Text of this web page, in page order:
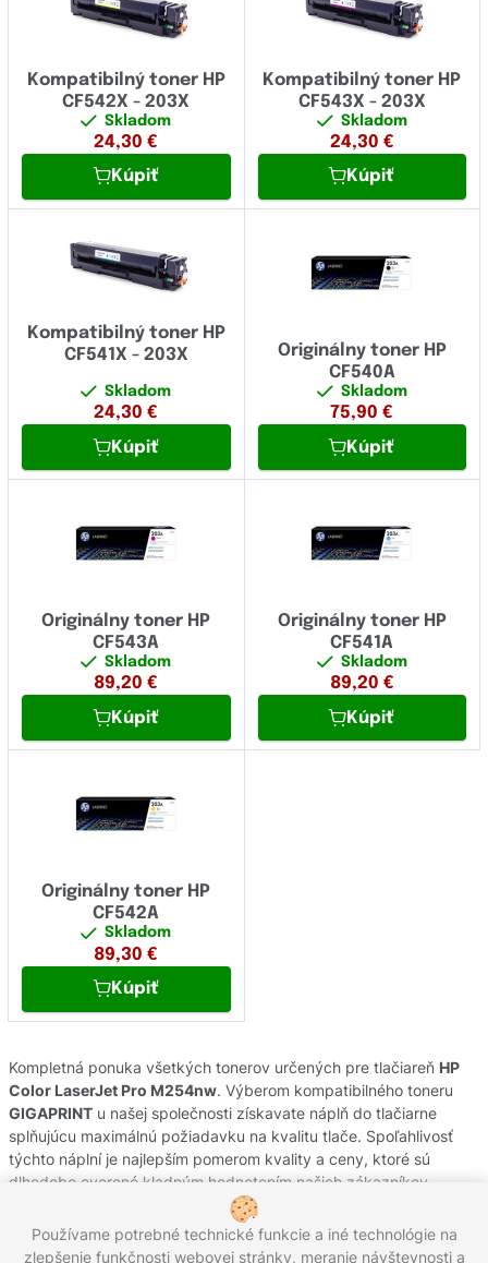
Kompatibilný toner HP
CF542X - 203X
Skladom
24,30 €
Kúpiť
Kompatibilný toner HP
CF543X - 203X
Skladom
24,30 €
Kúpiť
Kompatibilný toner HP
CF541X - 203X
Skladom
24,30 €
Kúpiť
Originálny toner HP
CF540A
Skladom
75,90 €
Kúpiť
Originálny toner HP
CF543A
Skladom
89,20 €
Kúpiť
Originálny toner HP
CF541A
Skladom
89,20 €
Kúpiť
Originálny toner HP
CF542A
Skladom
89,30 €
Kúpiť
Kompletná ponuka všetkých tonerov určených pre tlačiareň HP
Color LaserJet Pro M254nw. Výberom kompatibilného toneru
GIGAPRINT u našej společnosti získavate náplň do tlačiarne
splňujúcu maximálnú požiadavku na kvalitu tlače. Spoľahlivosť
týchto náplní je najlepším pomerom kvality a ceny, ktoré sú
dlhodobo overené kladným hodnotením našich zákazníkov.
HPpochádzajú z oficiálnej
slovenskej distribúcie s garanciou pôvodu. Potrebujete poradiť s
výberom náplní do Vašej tlačiarne, kontaktujte náš zákaznícky
Používame potrebné technické funkcie a iné technológie na
zlepšenie funkčnosti webovej stránky, meranie návštevnosti a